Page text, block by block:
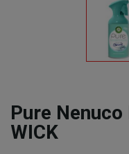
Pure
WICK